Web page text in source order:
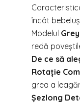
încât
Modelul
redă
De ce să
Rotație
grea a
Șezlong